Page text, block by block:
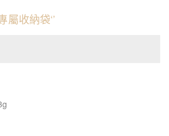
屬收納袋‘’